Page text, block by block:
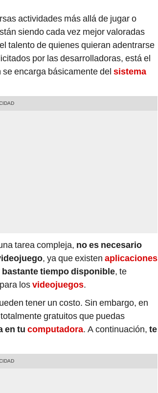
actividades más allá de jugar o
siendo cada vez mejor valoradas
talento de quienes quieran adentrarse
por las desarrolladoras, está el
se encarga básicamente del sistema
tarea compleja, no es necesario
, ya que existen aplicaciones
tiempo disponible, te
losvideojuegos.
tener un costo. Sin embargo, en
gratuitos que puedas
en tu computadora. A continuación, te